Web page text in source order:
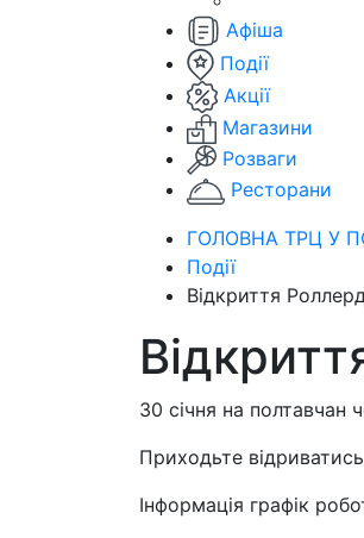
Афіша
Події
Акції
Магазини
Розваги
Ресторани
ГОЛОВНА ТРЦ У
Події
Відкриття
30 січня на полтавчан
Приходьте
Інформація графік